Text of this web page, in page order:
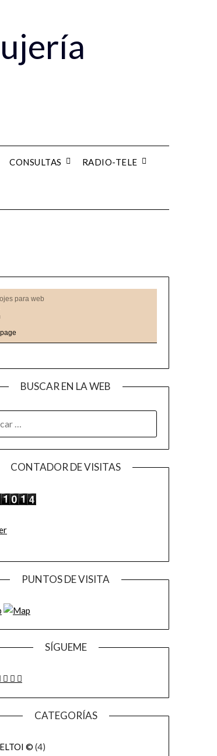
CONSULTAS RADIO-TELE
para web
BUSCAR EN LA WEB
CONTADOR DE VISITAS
PUNTOS DE VISITA
SÍGUEME
CATEGORÍAS
© (4)